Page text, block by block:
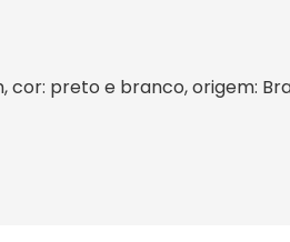
cor: preto e branco, origem: